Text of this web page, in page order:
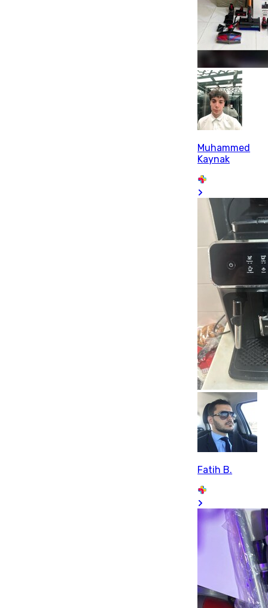
Muhammed
Kaynak
Fatih B.